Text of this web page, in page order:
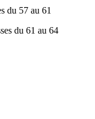
du 57 au 61
du 61 au 64